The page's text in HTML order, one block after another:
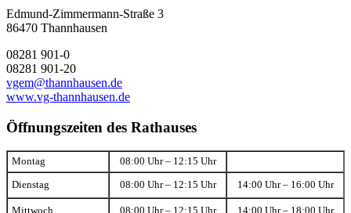
Edmund-Zimmermann-Straße 3
86470 Thannhausen
08281 901-0
08281 901-20
vgem@thannhausen.de
www.vg-thannhausen.de
Öffnungszeiten des Rathauses
Montag 08:00 Uhr – 12:15 Uhr
Dienstag 08:00 Uhr – 12:15 Uhr 14:00 Uhr – 16:00 Uhr